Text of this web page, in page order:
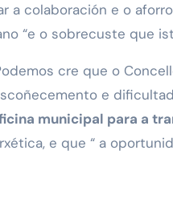
a colaboración e o
“e o sobrecuste que
cre que o
e
municipal para a
e que “ a